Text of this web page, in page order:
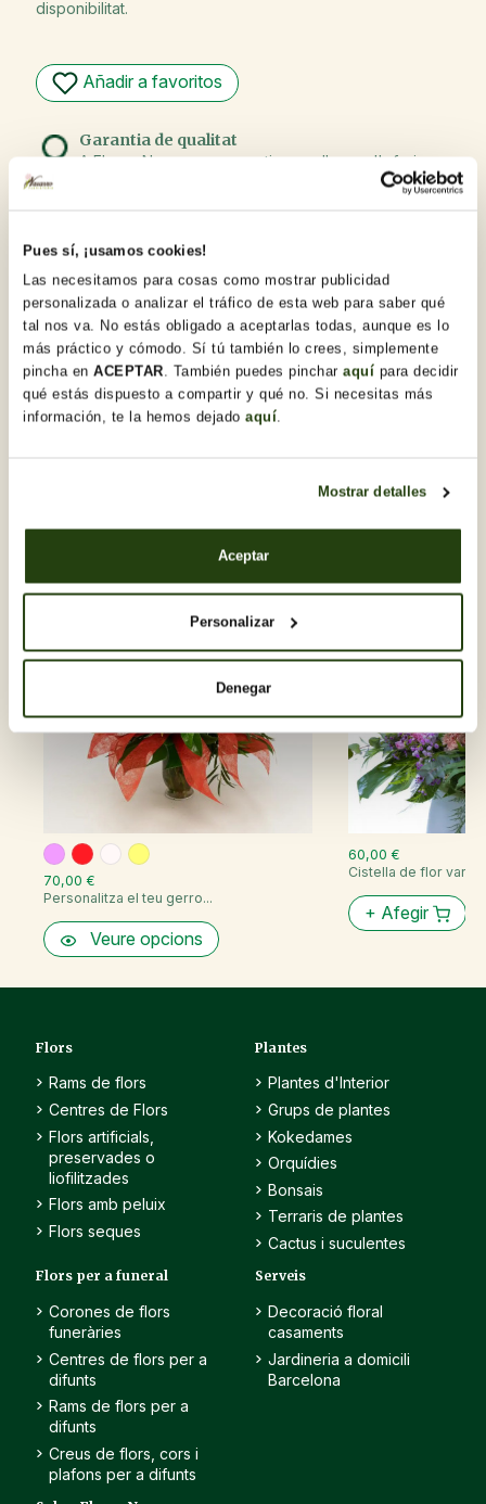
Pues sí, ¡usamos cookies!
Las necesitamos para cosas como mostrar publicidad
personalizada o analizar el tráfico de esta web para saber qué
tal nos va. No estás obligado a aceptarlas todas, aunque es lo
más práctico y cómodo. Sí tú también lo crees, simplemente
pincha enACEPTAR. También puedes pincharaquí para decidir
qué estás dispuesto a compartir y qué no. Si necesitas más
información, te la hemos dejadoaquí.
Mostrar detalles
Aceptar
Personalizar
Denegar
disponibilitat.
Añadir a favoritos
Garantia de qualitat
A Flores Navarro, ens sentim orgullosos d'oferir
productes de la més alta qualitat. El nostre compromís
la seva frescor i òptim estat en arribar al seu destí.
Recull gratis a la botiga amb Click & Go
Compra en línia i tria la botiga per recollir la
comanda quan et vagi bé.
Ho necessites per a regal?
T'ho preparem juntament amb una targeta
dedicatòria. Un cop estiguis en el procés de compra,
podràs marcar aquesta opció i personalitzar-la.
Descobreix-ne d'altres
70,00 €
Personalitza el teu gerro...
Veure opcions
60,00 €
Cistella de flor
+ Afegir
Flors
Rams de flors
Centres de Flors
Flors artificials,
preservades o
liofilitzades
Flors amb peluix
Flors seques
Plantes
Plantes d'Interior
Grups de plantes
Kokedames
Orquídies
Bonsais
Terraris de plantes
Cactus i suculentes
Flors per a funeral
Corones de flors
funeràries
Centres de flors per a
difunts
Rams de flors per a
difunts
Creus de flors, cors i
plafons per a difunts
Serveis
Decoració floral
casaments
Jardineria a domicili
Barcelona